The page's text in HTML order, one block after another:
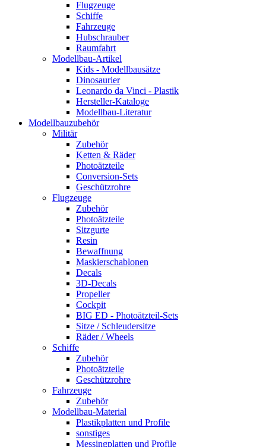
Flugzeuge
Schiffe
Fahrzeuge
Hubschrauber
Raumfahrt
Modellbau-Artikel
Kids - Modellbausätze
Dinosaurier
Leonardo da Vinci - Plastik
Hersteller-Kataloge
Modellbau-Literatur
Modellbauzubehör
Militär
Zubehör
Ketten & Räder
Photoätzteile
Conversion-Sets
Geschützrohre
Flugzeuge
Zubehör
Photoätzteile
Sitzgurte
Resin
Bewaffnung
Maskierschablonen
Decals
3D-Decals
Propeller
Cockpit
BIG ED - Photoätzteil-Sets
Sitze / Schleudersitze
Räder / Wheels
Schiffe
Zubehör
Photoätzteile
Geschützrohre
Fahrzeuge
Zubehör
Modellbau-Material
Plastikplatten und Profile
sonstiges
Messingplatten und Profile